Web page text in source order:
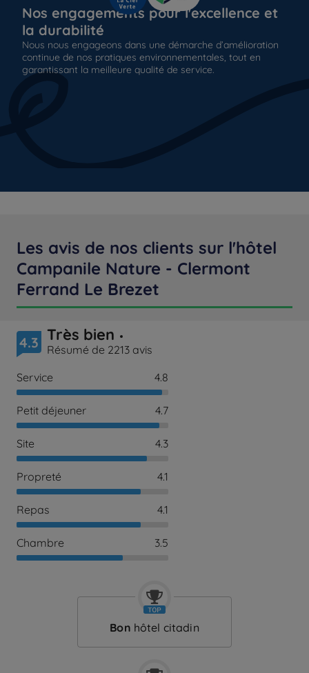
Nos engagements pour l'excellence et
la durabilité
Nous nous engageons dans une démarche d’amélioration
continue de nos pratiques environnementales, tout en
garantissant la meilleure qualité de service.
Les avis de nos clients sur l'hôtel
Campanile Nature - Clermont
Ferrand Le Brezet
4.3 Très bien
Résumé de 2213 avis
Service
4.8
Petit déjeuner 4.7
Site 4.3
Propreté 4.1
Repas 4.1
Chambre 3.5
Bon hôtel citadin